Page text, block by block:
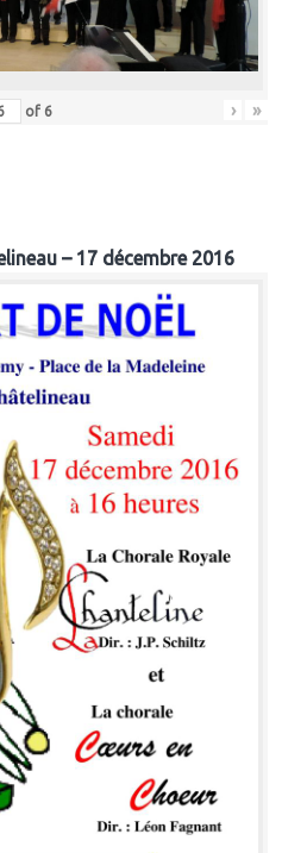
of 6 › »
– 17 décembre 2016